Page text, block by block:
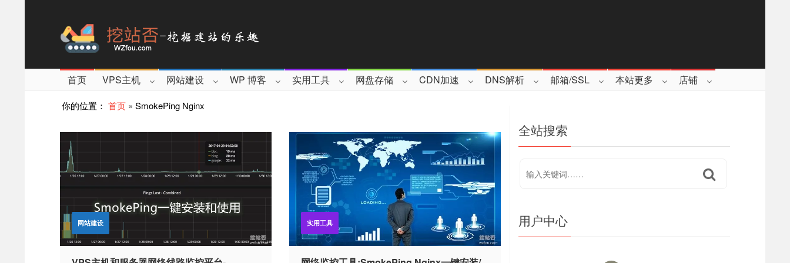
首页 VPS主机 网站建设 WP 博客 实用工具 网盘存储 CDN加速 DNS解析 邮箱/SSL 本站更多 店铺
你的位置： 首页 » SmokePing Nginx
网站建设 实用工具
全站搜索
用户中心